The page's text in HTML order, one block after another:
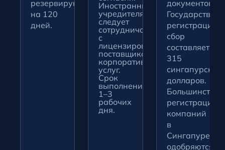
резервируются
на 120
дней.
Иностранным
учредителям
следует
сотрудничать
с
лицензированным
поставщиком
корпоративных
услуг.
Срок
выполнения:
1–3
рабочих
дня.
документов.
сбор
составляет
315
сингапурских
долларов.
Большинство
регистраций
компаний
в
Сингапуре
одобряются